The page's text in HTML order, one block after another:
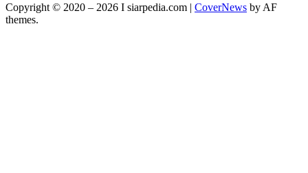
Copyright © 2020 – 2026 I siarpedia.com | CoverNews by AF
themes.